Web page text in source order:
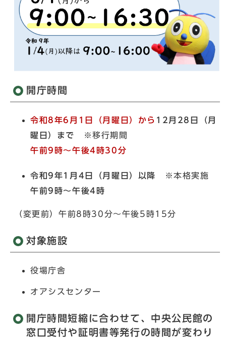
開庁時間
令和8年6月1日（月曜日）から 12月28日（月
曜日）まで
※移行期間
午前9時～午後4時30分
令和9年1月4日（月曜日）以降
※本格実施
午前9時～午後4時
（変更前）午前8時30分～午後5時15分
対象施設
役場庁舎
オアシスセンター
開庁時間短縮に合わせて、中央公民館の
窓口受付や証明書等発行の時間が変わり